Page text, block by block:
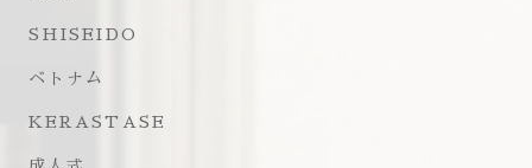
SHISEIDO
ベトナム
KERASTASE